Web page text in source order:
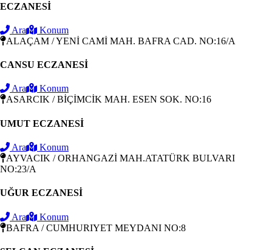
ECZANESİ
Ara
Konum
ALAÇAM / YENİ CAMİ MAH. BAFRA CAD. NO:16/A
CANSU ECZANESİ
Ara
Konum
ASARCIK / BİÇİMCİK MAH. ESEN SOK. NO:16
UMUT ECZANESİ
Ara
Konum
AYVACIK / ORHANGAZİ MAH.ATATÜRK BULVARI
NO:23/A
UĞUR ECZANESİ
Ara
Konum
BAFRA / CUMHURIYET MEYDANI NO:8